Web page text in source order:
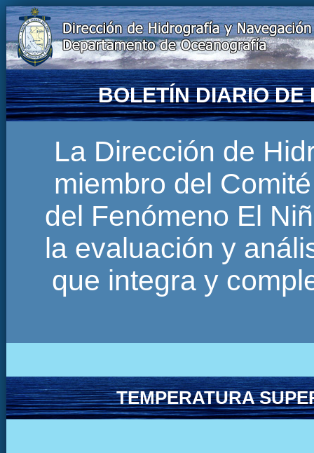
BOLETÍN DIARIO DE
La Dirección de
miembro del
del Fenómeno El
la evaluación y
que integra y
TEMPERATURA